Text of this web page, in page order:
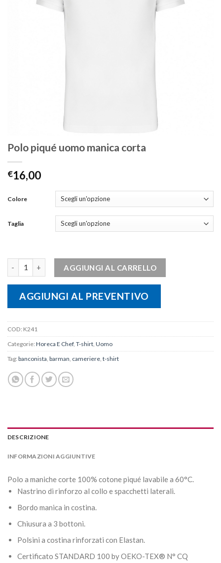
Polo piqué uomo manica corta
€16,00
Colore
Taglia
AGGIUNGI AL CARRELLO
AGGIUNGI AL PREVENTIVO
COD: K241
Categorie: Horeca E Chef, T-shirt Uomo
Tag: banconista barman cameriere t-shirt
DESCRIZIONE
INFORMAZIONI AGGIUNTIVE
Polo a maniche corte 100% cotone piqué lavabile a 60°C.
Nastrino di rinforzo al collo e spacchetti laterali.
Bordo manica in costina.
Chiusura a 3 bottoni.
Polsini a costina rinforzati con Elastan.
Certificato STANDARD 100 by OEKO-TEX® N° CQ